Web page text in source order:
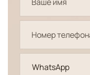
WhatsApp